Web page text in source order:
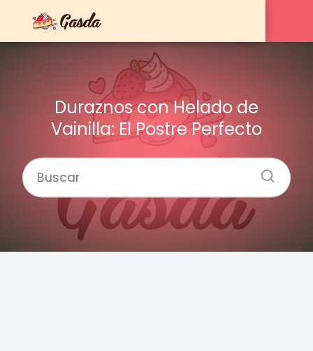
Duraznos con Helado de
Vainilla: El Postre Perfecto